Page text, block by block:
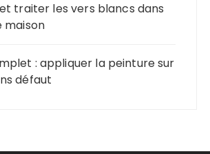
traiter les vers blancs dans
maison
: appliquer la peinture sur
défaut